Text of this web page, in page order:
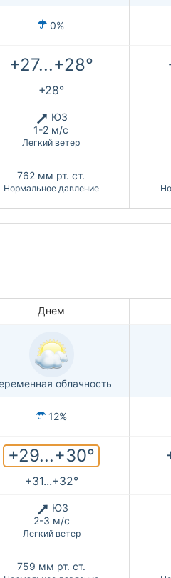
0%
+27...+28°
+28°
ЮЗ
1-2 м/с
Легкий ветер
762 мм рт. ст.
Нормальное давление
Днем
облачность
12%
+29...+30°
+31...+32°
ЮЗ
2-3 м/с
Легкий ветер
759 мм рт. ст.